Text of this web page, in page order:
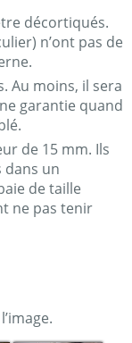
décortiqués.
n’ont pas de
Au moins, il sera
garantie quand
de 15 mm. Ils
dans un
de taille
ne pas tenir